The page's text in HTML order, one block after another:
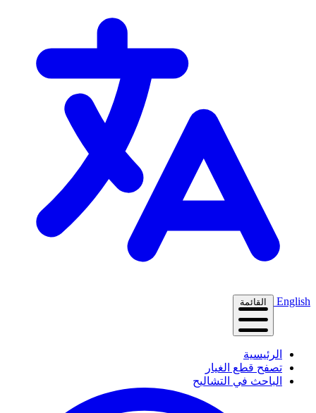
English القائمة
الرئيسية
تصفح قطع الغيار
الباحث في التشاليح